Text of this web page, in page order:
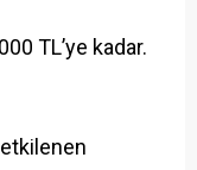
TL’ye kadar.